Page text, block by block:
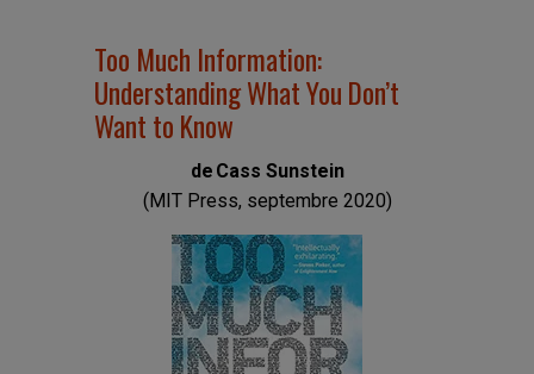
Too Much Information:
Understanding What You Don’t
Want to Know
de Cass Sunstein
(MIT Press, septembre 2020)